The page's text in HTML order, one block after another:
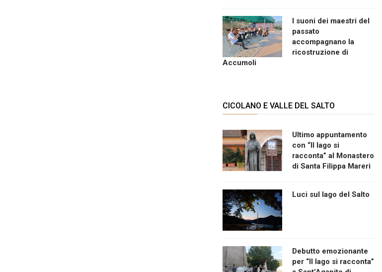
I suoni dei maestri del
passato
accompagnano la
ricostruzione di
Accumoli
CICOLANO E VALLE DEL SALTO
Ultimo appuntamento
con “Il lago si
racconta” al Monastero
di Santa Filippa Mareri
Luci sul lago del Salto
Debutto emozionante
per “Il lago si racconta”